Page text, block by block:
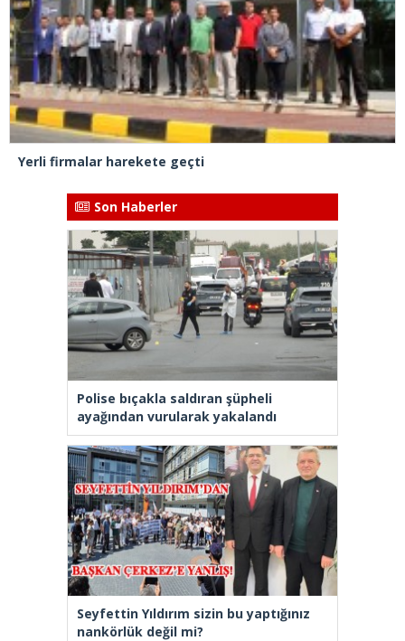
Yerli firmalar harekete geçti
Son Haberler
Polise bıçakla saldıran şüpheli
ayağından vurularak yakalandı
Seyfettin Yıldırım sizin bu yaptığınız
nankörlük değil mi?